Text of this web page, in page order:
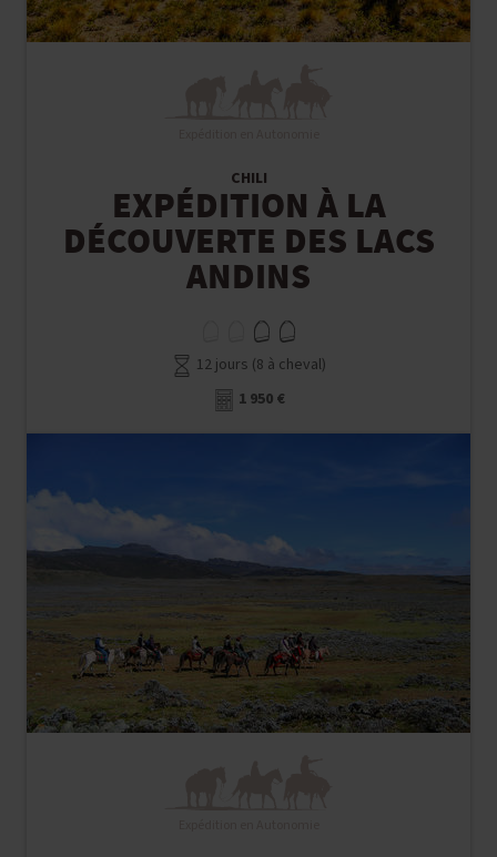
CHILI
EXPÉDITION À LA
DÉCOUVERTE DES LACS
ANDINS
12 jours (8 à cheval)
1 950 €